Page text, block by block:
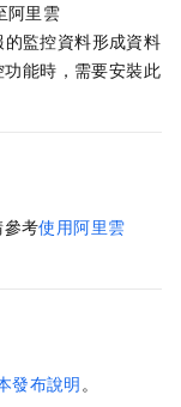
阿里雲
的監控資料形成資料
功能時，需要安裝此
考使用阿里雲
發布說明。